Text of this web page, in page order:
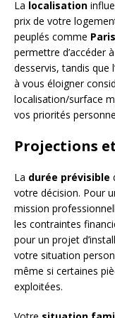
La localisation
prix de votre
peuplés comme Paris
permettre d’accéder
desservis, tandis que
à vous éloigner
localisation/surface
vos priorités
Projections
La durée prévisible
votre décision. Pour
mission
les contraintes
pour un projet
votre situation
même si certaines
exploitées.